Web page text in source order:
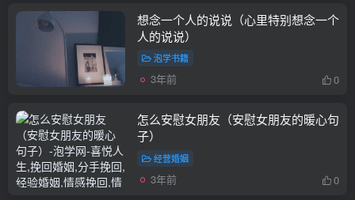
想念一个人的说说（心里特别想念一个
人的说说）
泡学书籍
3年前 0
怎么安慰女朋友（安慰女朋友的暖心句
子）
经营婚姻
3年前 0